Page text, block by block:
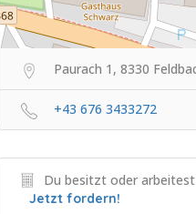
Paurach 1, 8330
+43 676 3433272
Du besitzt oder arbeitest
Jetzt fordern!